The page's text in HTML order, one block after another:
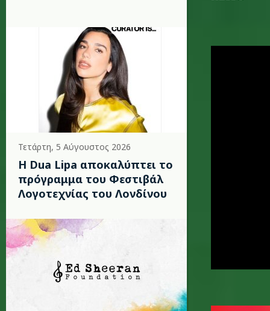
Τετάρτη, 5 Αύγουστος 2026
Η Dua Lipa αποκαλύπτει το
πρόγραμμα του Φεστιβάλ
Λογοτεχνίας του Λονδίνου